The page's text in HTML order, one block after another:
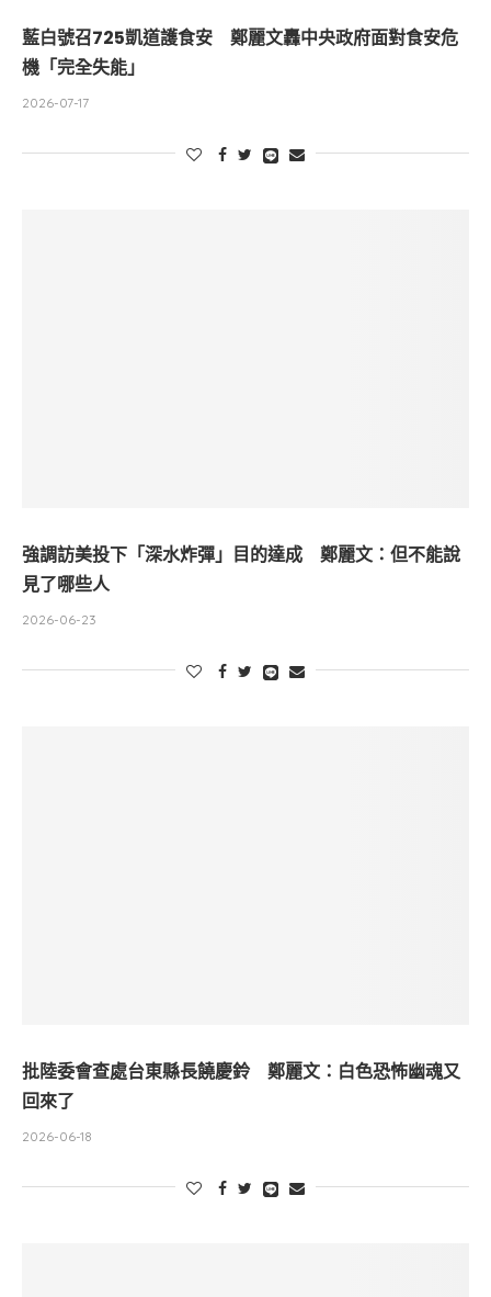
藍白號召725凱道護食安 鄭麗文轟中央政府面對食安危
機「完全失能」
2026-07-17
強調訪美投下「深水炸彈」目的達成 鄭麗文：但不能說
見了哪些人
2026-06-23
批陸委會查處台東縣長饒慶鈴 鄭麗文：白色恐怖幽魂又
回來了
2026-06-18